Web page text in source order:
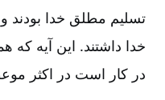
تسلیم مطلق خدا بودند
خدا داشتند. این آیه که
در کار است در اکثر